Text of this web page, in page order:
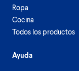
Ropa
Cocina
Todos los productos
Ayuda